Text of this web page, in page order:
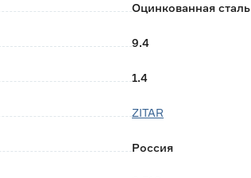
Оцинкованная сталь
9.4
1.4
ZITAR
Россия